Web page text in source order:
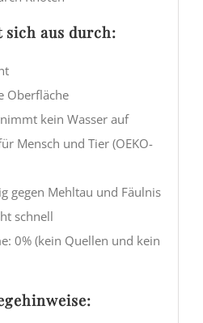
sich aus durch:
Oberfläche
kein Wasser auf
Mensch und Tier (OEKO-
gegen Mehltau und Fäulnis
schnell
0% (kein Quellen und kein